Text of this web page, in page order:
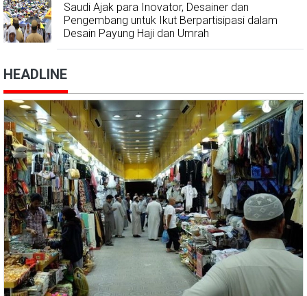
Saudi Ajak para Inovator, Desainer dan
Pengembang untuk Ikut Berpartisipasi dalam
Desain Payung Haji dan Umrah
HEADLINE